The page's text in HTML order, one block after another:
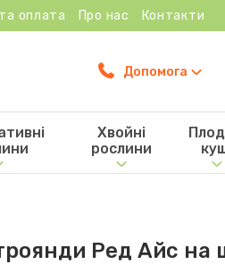
оплата Про нас Контакти
Допомога
Хвойні
рослини
Ред Айс на